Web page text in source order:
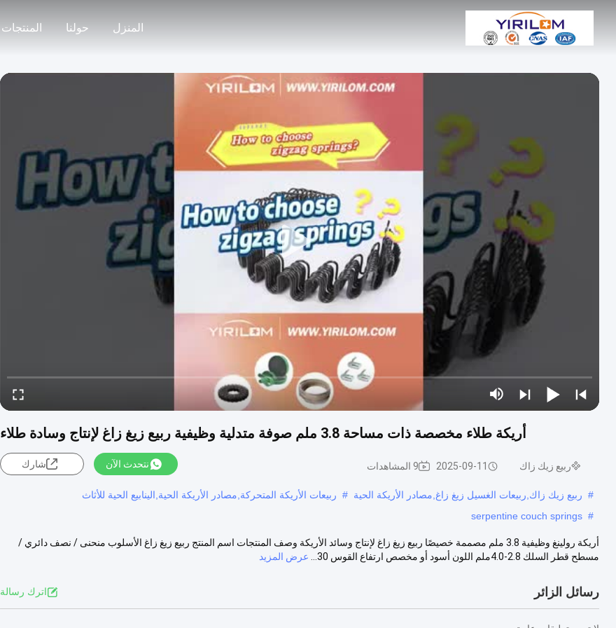
المنزل حولنا المنتجات
أريكة طلاء مخصصة ذات مساحة 3.8 ملم صوفة متدلية وظيفية ربيع زيغ زاغ لإنتاج وسادة طلاء
ربيع زيك زاك 2025-09-11 9 المشاهدات نتحدث الآن شارك
# ربيع زيك زاك,ربيعات الغسيل زيغ زاغ,مصادر الأريكة الحية # ربيعات الأريكة المتحركة,مصادر الأريكة الحية,الينابيع الحية للأثاث
#
serpentine couch springs
أريكة رولينغ وظيفية 3.8 ملم مصممة خصيصًا ربيع زيغ زاغ لإنتاج وسائد الأريكة وصف المنتجات اسم المنتج ربيع زيغ زاغ الأسلوب منحنى / نصف دائري /
مسطح قطر السلك 2.8-4.0ملم اللون أسود أو مخصص ارتفاع القوس 30...
عرض المزيد
رسائل الزائر اترك رسالة